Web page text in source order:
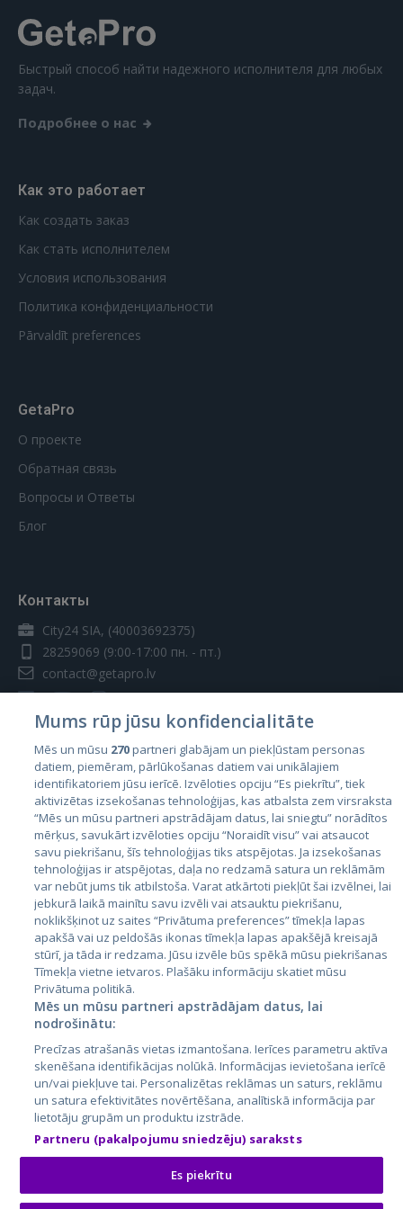
Быстрый способ найти надежного исполнителя для любых
задач.
Подробнее о нас
Как это работает
Как создать заказ
Как стать исполнителем
Условия использования
Политика конфиденциальности
Pārvaldīt preferences
GetaPro
О проекте
Обратная связь
Вопросы и Ответы
Блог
Контакты
City24 SIA, (40003692375)
28259069 (9:00-17:00 пн. - пт.)
contact@getapro.lv
Страны
Эстония
Латвия
Литва
City24.lv
City24.ee
GetaPro.lv
GetaPro.ee
Skelbiu.lt
Autoplius.lt
Aruodas.lt
Kainos.lt
Paslaugos.lt
auto24.ee
KV.ee
Osta.ee
KuldneBörs.ee
Mums rūp jūsu konfidencialitāte
Mēs un mūsu 270partneri glabājam un piekļūstam personas
datiem, piemēram, pārlūkošanas datiem vai unikālajiem
identifikatoriem jūsu ierīcē. Izvēloties opciju “Es piekrītu”, tiek
aktivizētas izsekošanas tehnoloģijas, kas atbalsta zem virsraksta
“Mēs un mūsu partneri apstrādājam datus, lai sniegtu” norādītos
mērķus, savukārt izvēloties opciju “Noraidīt visu” vai atsaucot
savu piekrišanu, šīs tehnoloģijas tiks atspējotas. Ja izsekošanas
tehnoloģijas ir atspējotas, daļa no redzamā satura un reklāmām
var nebūt jums tik atbilstoša. Varat atkārtoti piekļūt šai izvēlnei, lai
jebkurā laikā mainītu savu izvēli vai atsauktu piekrišanu,
noklikšķinot uz saites “Privātuma preferences” tīmekļa lapas
apakšā vai uz peldošās ikonas tīmekļa lapas apakšējā kreisajā
stūrī, ja tāda ir redzama. Jūsu izvēle būs spēkā mūsu piekrišanas
Tīmekļa vietne ietvaros. Plašāku informāciju skatiet mūsu
Privātuma politikā.
Mēs un mūsu partneri apstrādājam datus, lai
nodrošinātu:
Precīzas atrašanās vietas izmantošana. Ierīces parametru aktīva
skenēšana identifikācijas nolūkā. Informācijas ievietošana ierīcē
un/vai piekļuve tai. Personalizētas reklāmas un saturs, reklāmu
un satura efektivitātes novērtēšana, analītiskā informācija par
lietotāju grupām un produktu izstrāde.
Partneru (pakalpojumu sniedzēju) saraksts
Es piekrītu